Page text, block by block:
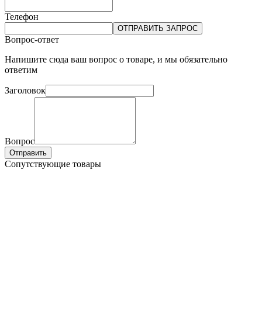
Телефон
ОТПРАВИТЬ ЗАПРОС
Вопрос-ответ
Напишите сюда ваш вопрос о товаре, и мы обязательно
ответим
Заголовок
Вопрос
Отправить
Сопутствующие товары